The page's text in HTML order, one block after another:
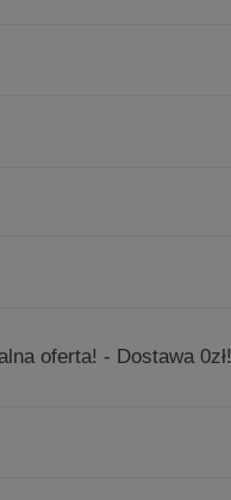
oferta! - Dostawa 0zł!